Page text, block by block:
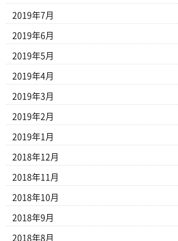
2019年7月
2019年6月
2019年5月
2019年4月
2019年3月
2019年2月
2019年1月
2018年12月
2018年11月
2018年10月
2018年9月
2018年8月